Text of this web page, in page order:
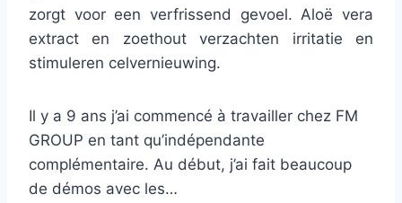
zorgt voor een verfrissend gevoel. Aloë vera
extract en zoethout verzachten irritatie en
stimuleren celvernieuwing.
Il y a 9 ans j’ai commencé à travailler chez FM
GROUP en tant qu’indépendante
complémentaire. Au début, j’ai fait beaucoup
de démos avec les…